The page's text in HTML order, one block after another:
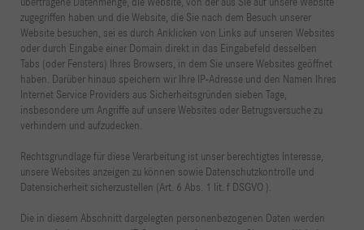
übertragene Datenmenge, die Website, von der aus Sie auf unsere Website
zugegriffen haben und die Website, die Sie nach dem Besuch unserer
Website besuchen, sei es durch Anklicken von Links auf unseren Websites
oder durch Eingabe einer Domain direkt in das Eingabefeld desselben
Tabs (oder Fensters) Ihres Browsers, in dem Sie unsere Websites geöffnet
haben. Darüber hinaus speichern wir Ihre IP-Adresse und den Namen Ihres
Internet Service Providers aus Sicherheitsgründen sieben Tage,
insbesondere um Angriffe auf unsere Websites oder Betrugsversuche zu
verhindern und aufzudecken.
Rechtsgrundlage für diese Verarbeitung ist unser berechtigtes Interesse,
unsere Websites anzeigen zu können sowie Datenschutzkontrolle und
Datensicherheit sicherzustellen (Art. 6 Abs. 1 lit. f DSGVO ).
Die in diesem Abschnitt dargelegten personenbezogenen Daten werden